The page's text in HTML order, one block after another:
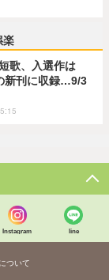
楽
歌、入選作は
新刊に収録…9/3
Instagram line
ついて